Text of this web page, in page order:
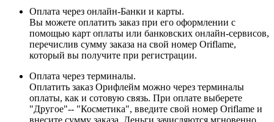
Оплата через онлайн-Банки и карты.
Вы можете оплатить заказ при его оформлении с
помощью карт оплаты или банковских онлайн-сервисов,
перечислив сумму заказа на свой номер Oriflame,
который вы получите при регистрации.
Оплата через терминалы.
Оплатить заказ Орифлейм можно через терминалы
оплаты, как и сотовую связь. При оплате выберете
"Другое"-- "Косметика", введите свой номер Oriflame и